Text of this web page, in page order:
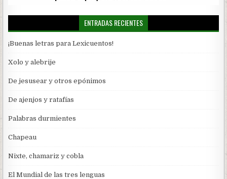
ENTRADAS RECIENTES
¡Buenas letras para Lexicuentos!
Xolo y alebrije
De jesusear y otros epónimos
De ajenjos y ratafías
Palabras durmientes
Chapeau
Nixte, chamariz y cobla
El Mundial de las tres lenguas